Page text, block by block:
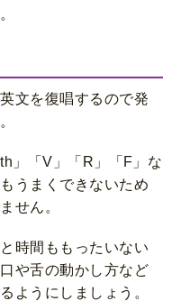
文を復唱するので発
」「V」「R」「F」な
うまくできないため
せん。
時間ももったいない
や舌の動かし方など
ようにしましょう。